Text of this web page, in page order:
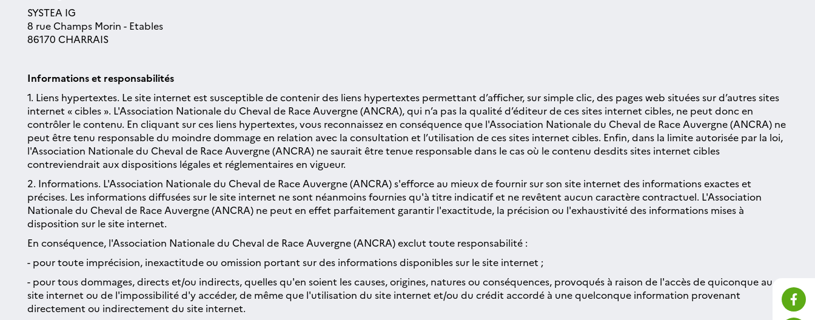
SYSTEA IG
8 rue Champs Morin - Etables
86170 CHARRAIS
Informations et responsabilités
1. Liens hypertextes. Le site internet est susceptible de contenir des liens hypertextes permettant d’afficher, sur simple clic, des pages web situées sur d’autres sites
internet « cibles ». L'Association Nationale du Cheval de Race Auvergne (ANCRA), qui n’a pas la qualité d’éditeur de ces sites internet cibles, ne peut donc en
contrôler le contenu. En cliquant sur ces liens hypertextes, vous reconnaissez en conséquence que l'Association Nationale du Cheval de Race Auvergne (ANCRA) ne
peut être tenu responsable du moindre dommage en relation avec la consultation et l’utilisation de ces sites internet cibles. Enfin, dans la limite autorisée par la loi,
l'Association Nationale du Cheval de Race Auvergne (ANCRA) ne saurait être tenue responsable dans le cas où le contenu desdits sites internet cibles
contreviendrait aux dispositions légales et réglementaires en vigueur.
2. Informations. L'Association Nationale du Cheval de Race Auvergne (ANCRA) s'efforce au mieux de fournir sur son site internet des informations exactes et
précises. Les informations diffusées sur le site internet ne sont néanmoins fournies qu'à titre indicatif et ne revêtent aucun caractère contractuel. L'Association
Nationale du Cheval de Race Auvergne (ANCRA) ne peut en effet parfaitement garantir l'exactitude, la précision ou l'exhaustivité des informations mises à
disposition sur le site internet.
En conséquence, l'Association Nationale du Cheval de Race Auvergne (ANCRA) exclut toute responsabilité :
- pour toute imprécision, inexactitude ou omission portant sur des informations disponibles sur le site internet ;
- pour tous dommages, directs et/ou indirects, quelles qu'en soient les causes, origines, natures ou conséquences, provoqués à raison de l'accès de quiconque au
site internet ou de l'impossibilité d'y accéder, de même que l'utilisation du site internet et/ou du crédit accordé à une quelconque information provenant
directement ou indirectement du site internet.